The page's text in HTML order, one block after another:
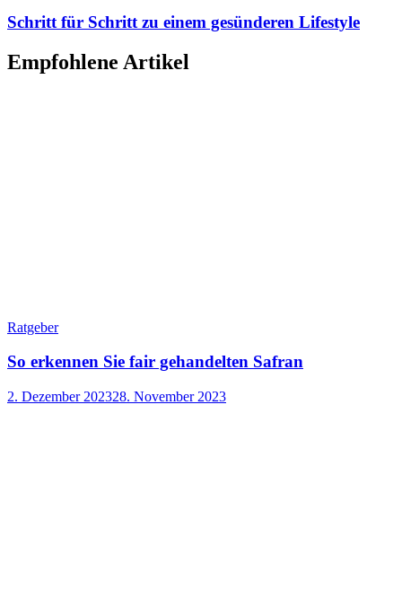
Schritt für Schritt zu einem gesünderen Lifestyle
Empfohlene Artikel
Ratgeber
So erkennen Sie fair gehandelten Safran
2. Dezember 202328. November 2023